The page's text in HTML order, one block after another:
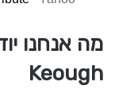
Keough